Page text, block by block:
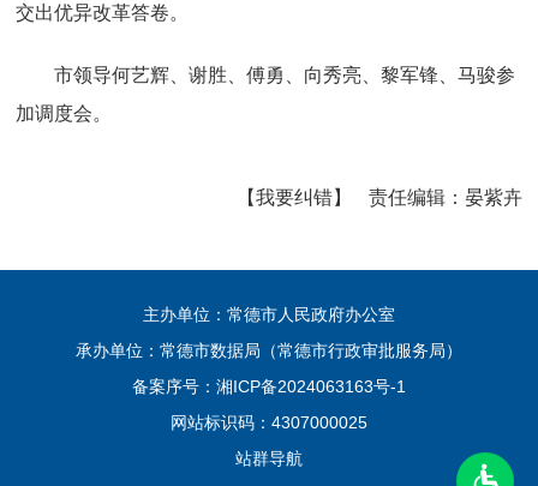
交出优异改革答卷。
市领导何艺辉、谢胜、傅勇、向秀亮、黎军锋、马骏参
加调度会。
【我要纠错】 责任编辑： 晏紫卉
主办单位：常德市人民政府办公室
承办单位：常德市数据局（常德市行政审批服务局）
备案序号： 湘ICP备2024063163号-1
网站标识码：4307000025
站群导航